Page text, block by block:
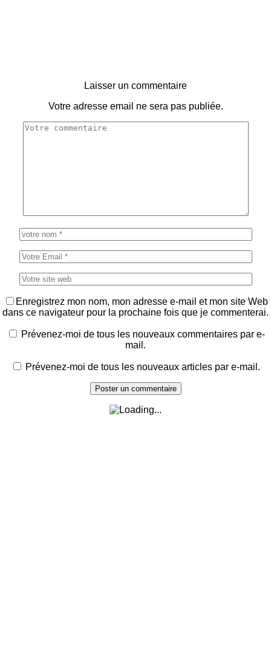
Laisser un commentaire
Votre adresse email ne sera pas publiée.
Enregistrez mon nom, mon adresse e-mail et mon site Web
dans ce navigateur pour la prochaine fois que je commenterai.
Prévenez-moi de tous les nouveaux commentaires par e-
mail.
Prévenez-moi de tous les nouveaux articles par e-mail.